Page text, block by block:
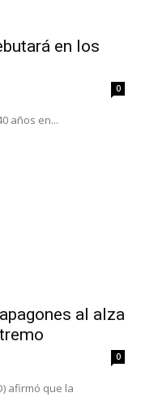
en los
0
años en...
al alza
0
afirmó que la